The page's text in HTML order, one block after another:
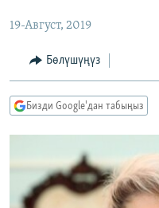
МАДАНИЯТ
ТВ ПРОГРАММАЛАР
БҮГҮН АЗАТТЫКТА
ЭЖЕ-СИҢДИЛЕР
ПОДКАСТ
Русский
ОНЛАЙН ШЕРИНЕ
19-Август, 2019
Бөлүшүңүз
Бизди Google'дан табыңыз